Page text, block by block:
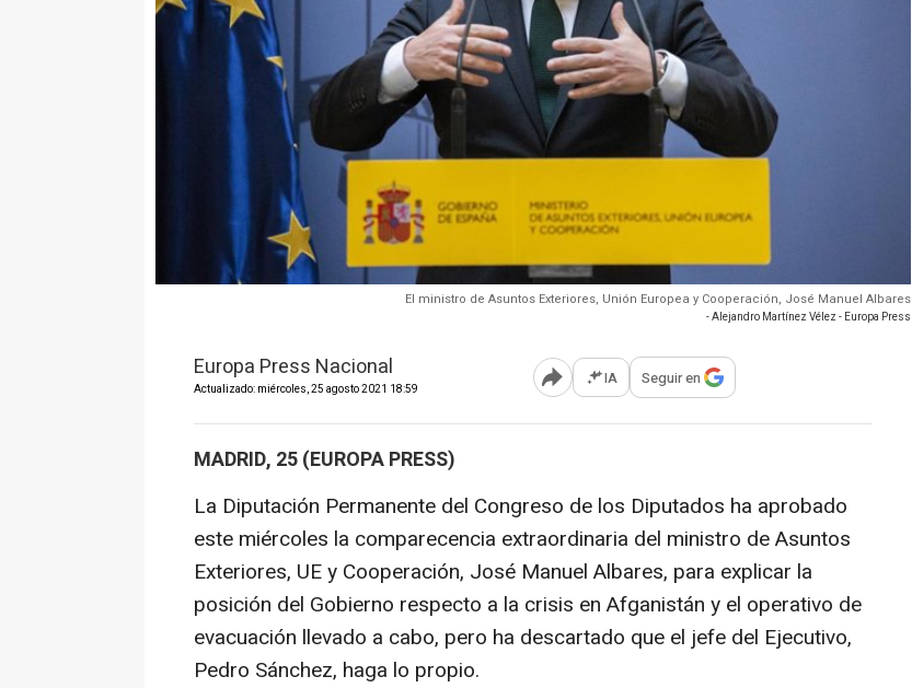
El ministro de Asuntos Exteriores, Unión Europea y Cooperación, José Manuel Albares
- Alejandro Martínez Vélez - Europa Press
Europa Press Nacional
Actualizado: miércoles, 25 agosto 2021 18:59 Abrir opciones para compartir
IA Seguir en
MADRID, 25 (EUROPA PRESS)
La Diputación Permanente del Congreso de los Diputados ha aprobado
este miércoles la comparecencia extraordinaria del ministro de Asuntos
Exteriores, UE y Cooperación, José Manuel Albares, para explicar la
posición del Gobierno respecto a la crisis en Afganistán y el operativo de
evacuación llevado a cabo, pero ha descartado que el jefe del Ejecutivo,
Pedro Sánchez, haga lo propio.